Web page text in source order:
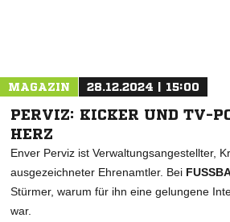
MAGAZIN 28.12.2024 | 15:00
PERVIZ: KICKER UND TV-
HERZ
Enver Perviz ist Verwaltungsangestellter,
ausgezeichneter Ehrenamtler. Bei
Stürmer, warum für ihn eine gelungene
war.